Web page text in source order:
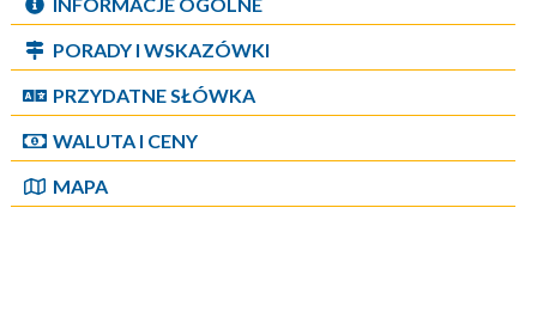
PORADY I WSKAZÓWKI
PRZYDATNE SŁÓWKA
WALUTA I CENY
MAPA